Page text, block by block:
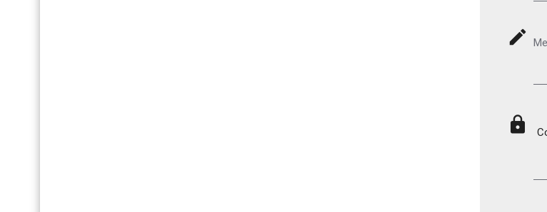
mode_edit
lock